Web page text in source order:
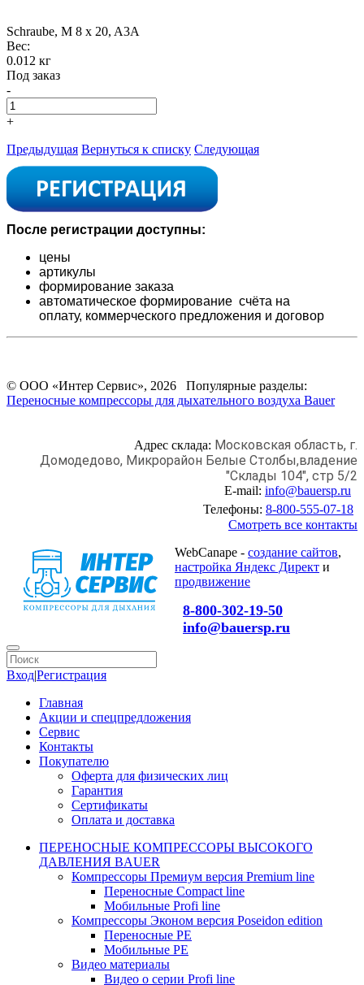
Schraube, M 8 x 20, A3A
Вес:
0.012 кг
Под заказ
-
+
Предыдущая Вернуться к списку Следующая
После регистрации доступны:
цены
артикулы
формирование заказа
автоматическое формирование счёта на
оплату, коммерческого предложения и договор
© ООО «Интер Сервис», 2026 Популярные разделы:
Переносные компрессоры для дыхательного воздуха Bauer
Адрес склада: Московская область, г.
Домодедово, Микрорайон Белые Столбы,владение
"Склады 104", стр 5/2
E-mail: info@bauersp.ru
Телефоны: 8-800-555-07-18
Смотреть все контакты
WebCanape - создание сайтов,
настройка Яндекс Директ и
продвижение
8-800-302-19-50
info@bauersp.ru
Вход|Регистрация
Главная
Акции и спецпредложения
Сервис
Контакты
Покупателю
Оферта для физических лиц
Гарантия
Сертификаты
Оплата и доставка
ПЕРЕНОСНЫЕ КОМПРЕССОРЫ ВЫСОКОГО
ДАВЛЕНИЯ BAUER
Компрессоры Премиум версия Premium line
Переносные Compact line
Мобильные Profi line
Компрессоры Эконом версия Poseidon edition
Переносные PE
Мобильные PE
Видео материалы
Видео о серии Profi line